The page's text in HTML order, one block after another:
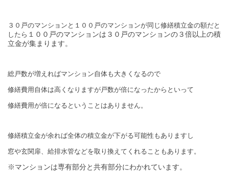
３０戸のマンションと１００戸のマンションが同じ修繕積立金の額だと
したら １００戸のマンションは３０戸のマンションの３倍以上の積
立金が集まります。
総戸数が増えればマンション自体も大きくなるので
修繕費用自体は高くなりますが戸数が倍になったからといって
修繕費用が倍になるということはありません。
修繕積立金が余れば全体の積立金が下がる可能性もありますし
窓や玄関扉、給排水管などを取り換えてくれることもあります。
※マンションは専有部分と共有部分にわかれています。